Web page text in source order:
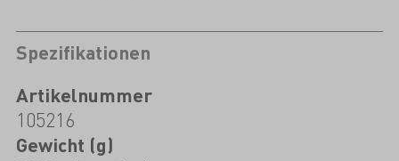
Spezifikationen
Artikelnummer
105216
Gewicht (g)